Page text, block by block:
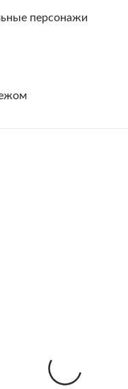
персонажи